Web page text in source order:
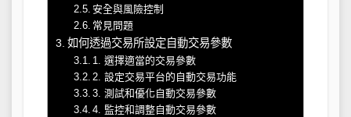
安全與風險控制
常見問題
如何透過交易所設定自動交易參數
1. 選擇適當的交易參數
2. 設定交易平台的自動交易功能
3. 測試和優化自動交易參數
4. 監控和調整自動交易參數